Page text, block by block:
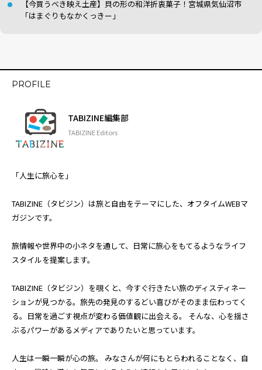
【今買うべき映え土産】貝の形の和洋折衷菓子！宮城県気仙沼市
「はまぐりもなかくっきー」
PROFILE
TABIZINE編集部
TABIZINE Editors
「人生に旅心を」
TABIZINE（タビジン）は旅と自由をテーマにした、オフタイムWEBマ
ガジンです。
旅情報や世界中の小ネタを通して、日常に旅心をもてるようなライフ
スタイルを提案します。
TABIZINE（タビジン）を覗くと、今すぐ行きたい旅のディスティネー
ションが見つかる。旅先の発見のするどい喜びがそのまま伝わってく
る。日常を過ごす視点が変わる価値観に出会える。 そんな、心を揺さ
ぶるパワーがあるメディアでありたいと思っています。
人生は一瞬一瞬が心の旅。 みなさんが何にもとらわれることなく、自